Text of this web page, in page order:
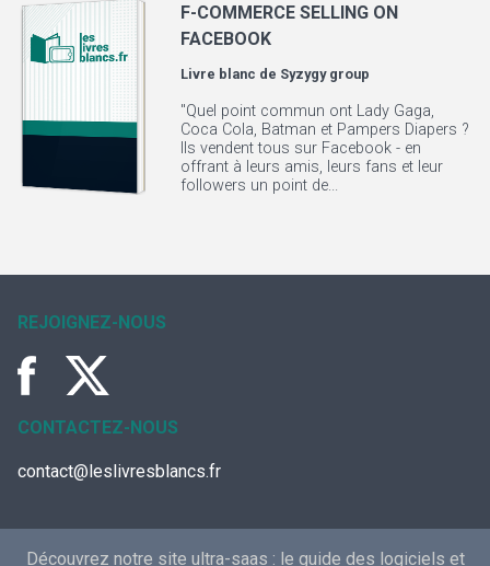
F-COMMERCE SELLING ON
FACEBOOK
Livre blanc de Syzygy group
"Quel point commun ont Lady Gaga,
Coca Cola, Batman et Pampers Diapers ?
Ils vendent tous sur Facebook - en
offrant à leurs amis, leurs fans et leur
followers un point de...
REJOIGNEZ-NOUS
CONTACTEZ-NOUS
contact@leslivresblancs.fr
Découvrez notre site ultra-saas : le guide des logiciels et